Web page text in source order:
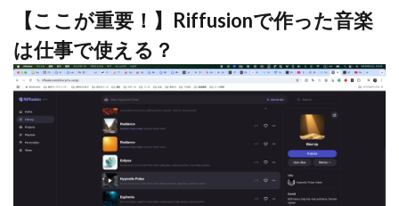
【ここが重要！】Riffusionで作った音楽
は仕事で使える？